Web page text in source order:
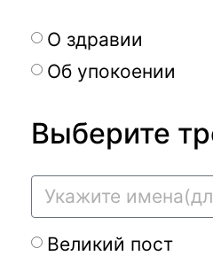
О здравии
Об упокоении
Выберите
Великий пост